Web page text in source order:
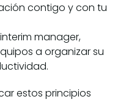
contigo y con tu
manager,
a organizar su
estos principios